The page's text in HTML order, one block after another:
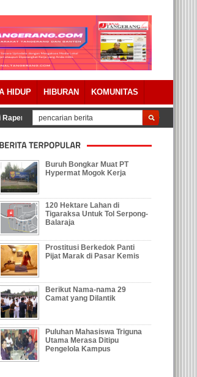
HIDUP HIBURAN KOMUNITAS
Pertanggungjawaban APBD 2023 Dengan Catatan
Buruh Bongkar Muat PT
Hypermat Mogok Kerja
120 Hektare Lahan di
Tigaraksa Untuk Tol Serpong-
Balaraja
Prostitusi Berkedok Panti
Pijat Marak di Pasar Kemis
Berikut Nama-nama 29
Camat yang Dilantik
Puluhan Mahasiswa Triguna
Utama Merasa Ditipu
Pengelola Kampus